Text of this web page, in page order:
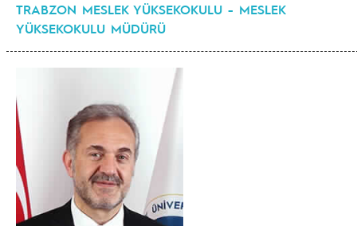
TRABZON MESLEK YÜKSEKOKULU - MESLEK
YÜKSEKOKULU MÜDÜRÜ